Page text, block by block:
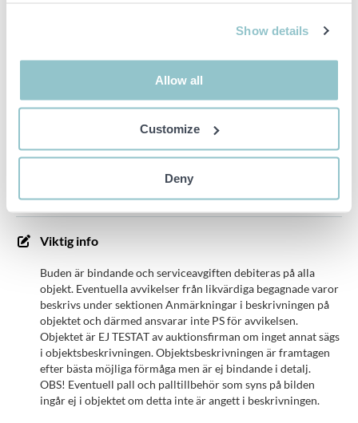
Show details
Allow all
Customize
Deny
Däckens skick enligt bilder
Hastighetsschema finns i hytten
registreringsskyltarna att plockas bort. Fordonet levereras
avställt och utan försäkring för att transporteras på väg
Rost och skavanker kan förekomma runt om fordonet, se
Viktig info
Buden är bindande och serviceavgiften debiteras på alla
objekt. Eventuella avvikelser från likvärdiga begagnade varor
beskrivs under sektionen Anmärkningar i beskrivningen på
objektet och därmed ansvarar inte PS för avvikelsen.
Objektet är EJ TESTAT av auktionsfirman om inget annat sägs
i objektsbeskrivningen. Objektsbeskrivningen är framtagen
efter bästa möjliga förmåga men är ej bindande i detalj.
OBS! Eventuell pall och palltillbehör som syns på bilden
ingår ej i objektet om detta inte är angett i beskrivningen.